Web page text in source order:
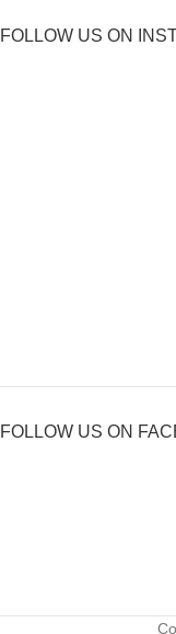
FOLLOW US ON
FOLLOW US ON